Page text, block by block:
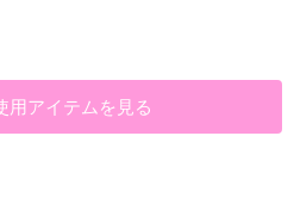
用アイテムを見る